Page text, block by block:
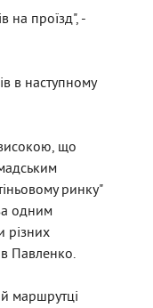
на проїзд", -
в наступному
що
ринку"
одним
різних
Павленко.
маршрутці